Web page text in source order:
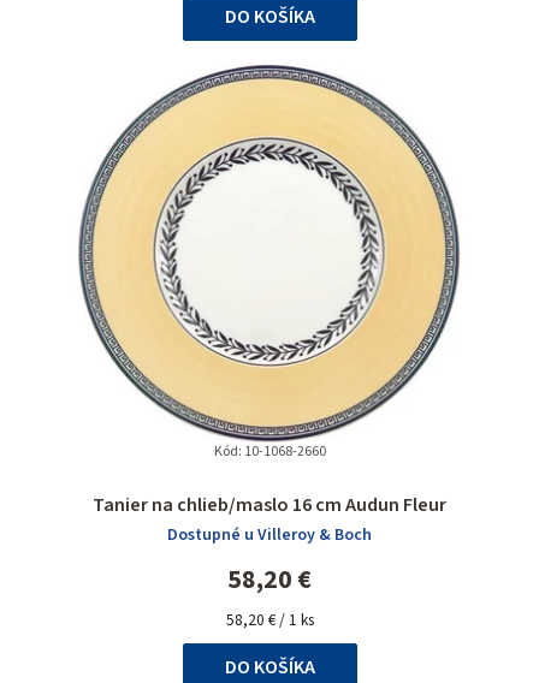
DO KOŠÍKA
Tanier na chlieb/maslo 16 cm Audun Fleur
Dostupné u Villeroy & Boch
58,20 €
Jednotková
cena:
58,20 € / 1 ks
DO KOŠÍKA
Kód: 10-1068-2660